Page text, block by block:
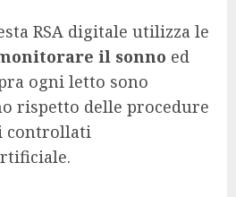
RSA digitale utilizza le
il sonno ed
ogni letto sono
rispetto delle procedure
controllati